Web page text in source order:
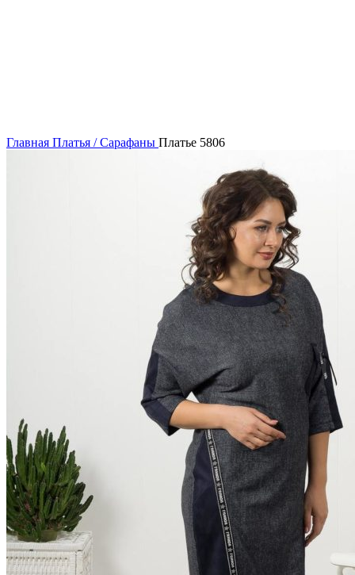
Главная Платья / Сарафаны Платье 5806